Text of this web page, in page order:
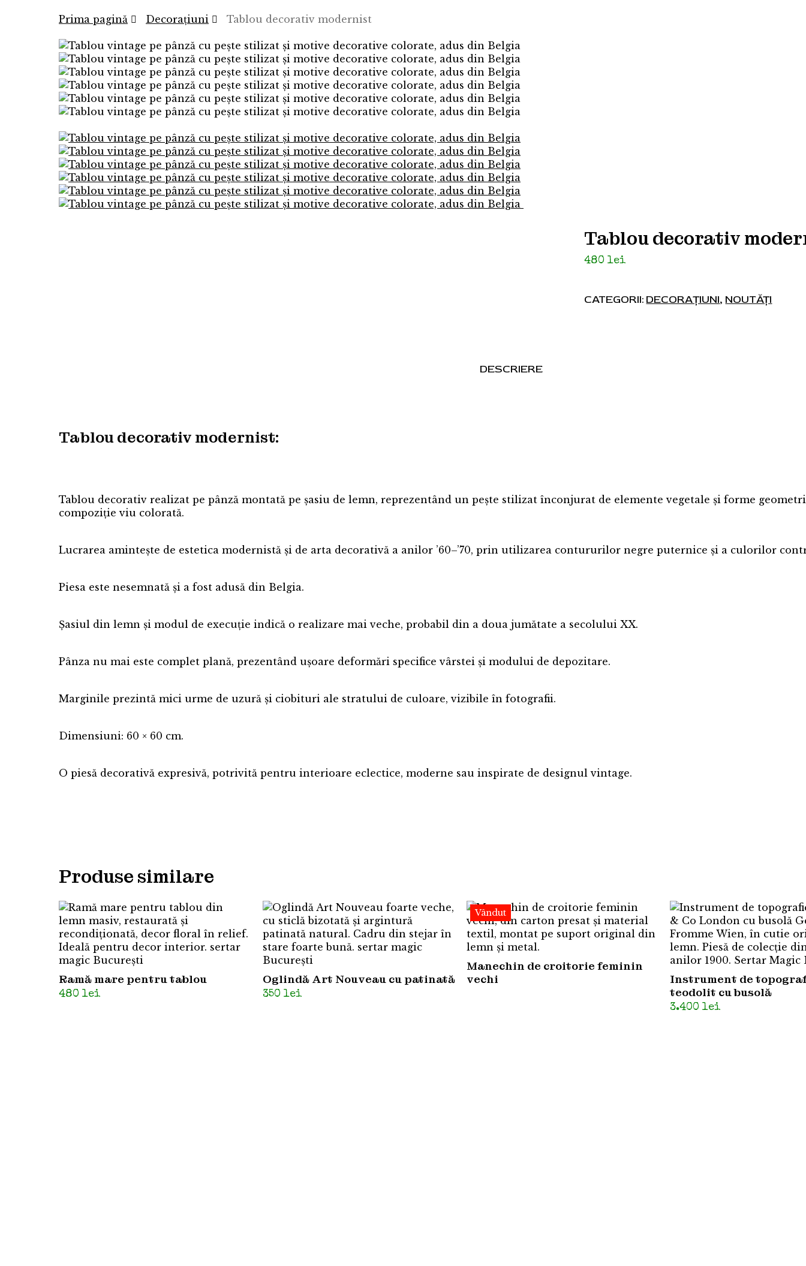
Prima pagină Decorațiuni Tablou decorativ modernist
Tablou decorativ
480lei
CATEGORII:DECORAȚIUNI,NOUTĂȚI
DESCRIERE
Tablou decorativ modernist:
Tablou decorativ realizat pe pânză montată pe șasiu de lemn, reprezentând un pește stilizat înconjurat de elemente vegetale și forme
compoziție viu colorată.
Lucrarea amintește de estetica modernistă și de arta decorativă a anilor ’60–’70, prin utilizarea contururilor negre puternice și a culorilor
Piesa este nesemnată și a fost adusă din Belgia.
Șasiul din lemn și modul de execuție indică o realizare mai veche, probabil din a doua jumătate a secolului XX.
Pânza nu mai este complet plană, prezentând ușoare deformări specifice vârstei și modului de depozitare.
Marginile prezintă mici urme de uzură și ciobituri ale stratului de culoare, vizibile în fotografii.
Dimensiuni: 60 × 60 cm.
O piesă decorativă expresivă, potrivită pentru interioare eclectice, moderne sau inspirate de designul vintage.
Produse similare
Ramă mare pentru tablou
480 lei
Oglindă Art Nouveau cu patinată
350 lei
Vândut
Manechin de croitorie feminin
vechi
Instrument de
teodolit cu busolă
3.400lei